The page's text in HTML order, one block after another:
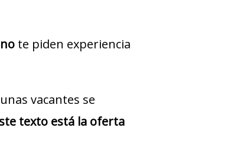
note piden experiencia
vacantes se
texto está la oferta